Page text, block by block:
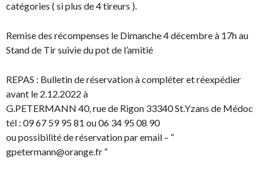
catégories ( si plus de 4 tireurs ).
Remise des récompenses le Dimanche 4 décembre à 17h au
Stand de Tir suivie du pot de l’amitié
REPAS : Bulletin de réservation à compléter et réexpédier
avant le 2.12.2022 à
G.PETERMANN 40, rue de Rigon 33340 St.Yzans de Médoc
tél : 09 67 59 95 81 ou 06 34 95 08 90
ou possibilité de réservation par email – “
gpetermann@orange.fr “